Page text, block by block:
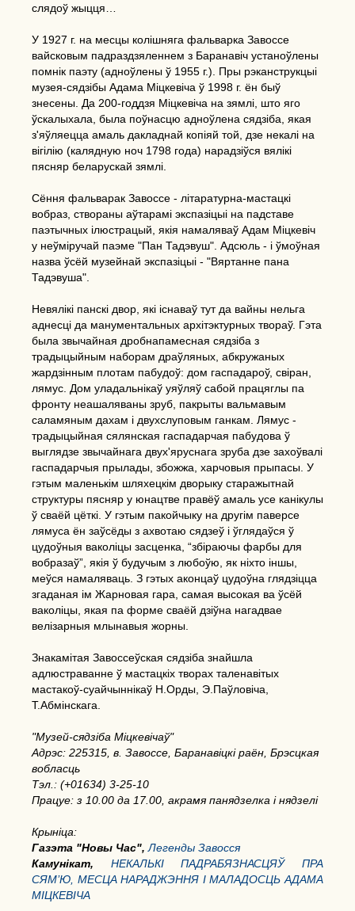
слядоў жыцця…
У 1927 г. на месцы колішняга фальварка Завоссе
вайсковым падраздзяленнем з Баранавіч устаноўлены
помнік паэту (адноўлены ў 1955 г.). Пры рэканструкцыі
музея-сядзібы Адама Міцкевіча ў 1998 г. ён быў
знесены. Да 200-годдзя Міцкевіча на зямлі, што яго
ўскалыхала, была поўнасцю адноўлена сядзіба, якая
з'яўляецца амаль дакладнай копіяй той, дзе некалі на
вігілію (калядную ноч 1798 года) нарадзіўся вялікі
пясняр беларускай зямлі.
Сёння фальварак Завоссе - літаратурна-мастацкі
вобраз, створаны аўтарамі экспазіцыі на падставе
паэтычных ілюстрацый, якія намаляваў Адам Міцкевіч
у неўміручай паэме "Пан Тадэвуш". Адсюль - і ўмоўная
назва ўсёй музейнай экспазіцыі - "Вяртанне пана
Тадэвуша".
Невялікі панскі двор, які існаваў тут да вайны нельга
аднесці да манументальных архітэктурных твораў. Гэта
была звычайная дробнапамесная сядзіба з
традыцыйным наборам драўляных, абкружаных
жардзінным плотам пабудоў: дом гаспадароў, свіран,
лямус. Дом уладальнікаў уяўляў сабой працяглы па
фронту неашаляваны зруб, пакрыты вальмавым
саламяным дахам і двухслуповым ганкам. Лямус -
традыцыйная сялянская гаспадарчая пабудова ў
выглядзе звычайнага двух'яруснага зруба дзе захоўвалі
гаспадарчыя прылады, збожжа, харчовыя прыпасы. У
гэтым маленькім шляхецкім дворыку старажытнай
структуры пясняр у юнацтве правёў амаль усе канікулы
ў сваёй цёткі. У гэтым пакойчыку на другім паверсе
лямуса ён заўсёды з ахвотаю сядзеў і ўглядаўся ў
цудоўныя ваколіцы засценка, “збіраючы фарбы для
вобразаў”, якія ў будучым з любоўю, як ніхто іншы,
меўся намаляваць. З гэтых аконцаў цудоўна глядзіцца
згаданая ім Жарновая гара, самая высокая ва ўсёй
ваколіцы, якая па форме сваёй дзіўна нагадвае
велізарныя млынавыя жорны.
Знакамітая Завоссеўская сядзіба знайшла
адлюстраванне ў мастацкіх творах таленавітых
мастакоў-суайчыннікаў Н.Орды, Э.Паўловіча,
Т.Абмінскага.
"Музей-сядзіба Міцкевічаў"
Адрэс: 225315, в. Завоссе, Баранавіцкі раён, Брэсцкая
вобласць
Тэл.: (+01634) 3-25-10
Працуе: з 10.00 да 17.00, акрамя панядзелка і нядзелі
Крыніца:
Газэта "Новы Час", Легенды Завосся
Камунікат, НЕКАЛЬКІ ПАДРАБЯЗНАСЦЯЎ ПРА
СЯМ’Ю, МЕСЦА НАРАДЖЭННЯ І МАЛАДОСЦЬ АДАМА
МІЦКЕВІЧА